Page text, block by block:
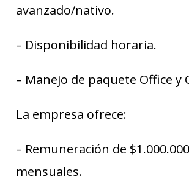
avanzado/nativo.
– Disponibilidad horaria.
– Manejo de paquete Office y
La empresa ofrece:
– Remuneración de $1.000.000
mensuales.